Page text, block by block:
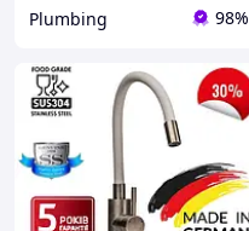
Plumbing 98%